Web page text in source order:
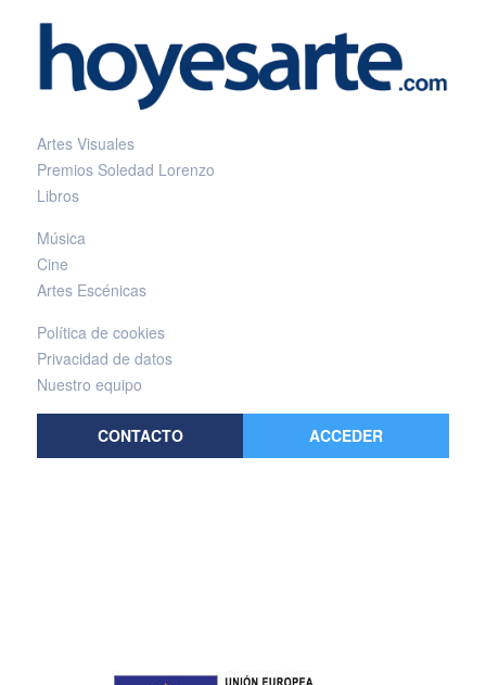
Artes Visuales
Premios Soledad Lorenzo
Libros
Música
Cine
Artes Escénicas
Política de cookies
Privacidad de datos
Nuestro equipo
CONTACTO ACCEDER